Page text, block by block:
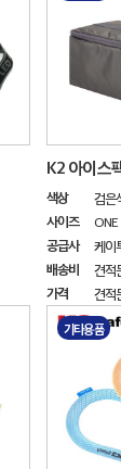
K2 아이스
색상 검은
사이즈
공급사 케이
배송비 견적
가격 견적
기타용품